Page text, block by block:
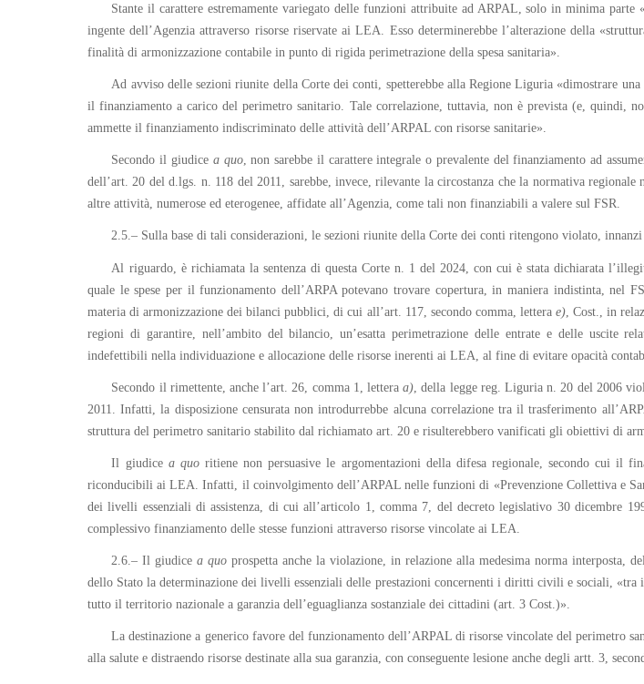
Stante il carattere estremamente variegato delle funzioni attribuite ad ARPAL, solo in minima
ingente dell’Agenzia attraverso risorse riservate ai LEA. Esso determinerebbe l’alterazione della
finalità di armonizzazione contabile in punto di rigida perimetrazione della spesa sanitaria».
Ad avviso delle sezioni riunite della Corte dei conti, spetterebbe alla Regione Liguria «dimostrare
il finanziamento a carico del perimetro sanitario. Tale correlazione, tuttavia, non è prevista (e, quindi,
ammette il finanziamento indiscriminato delle attività dell’ARPAL con risorse sanitarie».
Secondo il giudice a quo, non sarebbe il carattere integrale o prevalente del finanziamento ad
dell’art. 20 del d.lgs. n. 118 del 2011, sarebbe, invece, rilevante la circostanza che la normativa
altre attività, numerose ed eterogenee, affidate all’Agenzia, come tali non finanziabili a valere sul FSR.
2.5.– Sulla base di tali considerazioni, le sezioni riunite della Corte dei conti ritengono violato,
Al riguardo, è richiamata la sentenza di questa Corte n. 1 del 2024, con cui è stata dichiarata
quale le spese per il funzionamento dell’ARPA potevano trovare copertura, in maniera indistinta, nel
materia di armonizzazione dei bilanci pubblici, di cui all’art. 117, secondo comma, lettera e), Cost., in
regioni di garantire, nell’ambito del bilancio, un’esatta perimetrazione delle entrate e delle uscite
indefettibili nella individuazione e allocazione delle risorse inerenti ai LEA, al fine di evitare opacità
Secondo il rimettente, anche l’art. 26, comma 1, letteraa) , della legge reg. Liguria n. 20 del 2006
2011. Infatti, la disposizione censurata non introdurrebbe alcuna correlazione tra il trasferimento
struttura del perimetro sanitario stabilito dal richiamato art. 20 e risulterebbero vanificati gli obiettivi di
Il giudice a quoritiene non persuasive le argomentazioni della difesa regionale, secondo cui il
riconducibili ai LEA. Infatti, il coinvolgimento dell’ARPAL nelle funzioni di «Prevenzione Collettiva e
dei livelli essenziali di assistenza, di cui all’articolo 1, comma 7, del decreto legislativo 30 dicembre
complessivo finanziamento delle stesse funzioni attraverso risorse vincolate ai LEA.
2.6.– Il giudicea quo prospetta anche la violazione, in relazione alla medesima norma interposta,
dello Stato la determinazione dei livelli essenziali delle prestazioni concernenti i diritti civili e sociali,
tutto il territorio nazionale a garanzia dell’eguaglianza sostanziale dei cittadini (art. 3 Cost.)».
La destinazione a generico favore del funzionamento dell’ARPAL di risorse vincolate del
alla salute e distraendo risorse destinate alla sua garanzia, con conseguente lesione anche degli artt. 3,